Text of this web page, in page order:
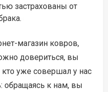
застрахованы от
магазин ковров,
довериться, вы
уже совершал у нас
обращаясь к нам, вы